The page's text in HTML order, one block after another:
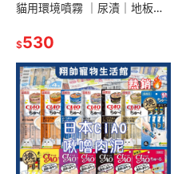
貓用環境噴霧 ｜尿漬｜地板清
境清潔｜翔帥寵物生活館
$530